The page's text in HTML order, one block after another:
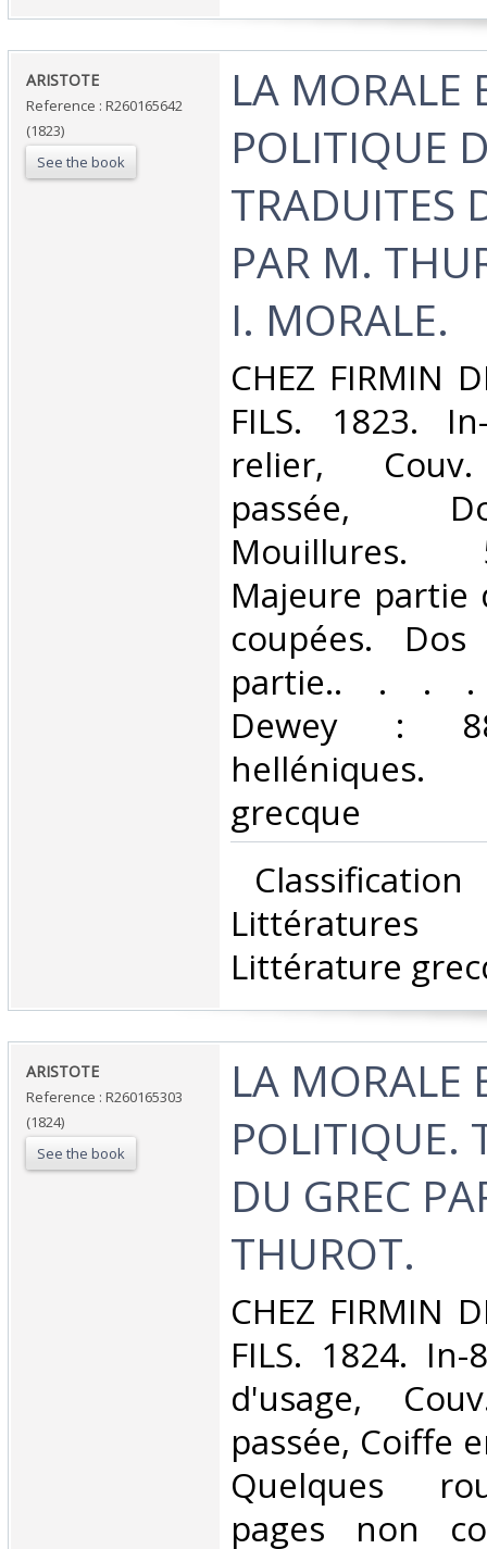
‎ARISTOTE‎
Reference : R260165642
(1823)
See the book
‎LA MORALE
POLITIQUE
TRADUITES
PAR M.
I. MORALE.‎
‎CHEZ FIRMIN
FILS. 1823.
relier,
passée,
Mouillures.
Majeure partie
coupées.
partie.. . . .
Dewey :
grecque‎
Littératures
Littérature
‎ARISTOTE‎
Reference : R260165303
(1824)
See the book
‎LA MORALE
POLITIQUE.
DU GREC
THUROT.‎
‎CHEZ FIRMIN
FILS. 1824.
d'usage,
passée, Coiffe
Quelques
pages non